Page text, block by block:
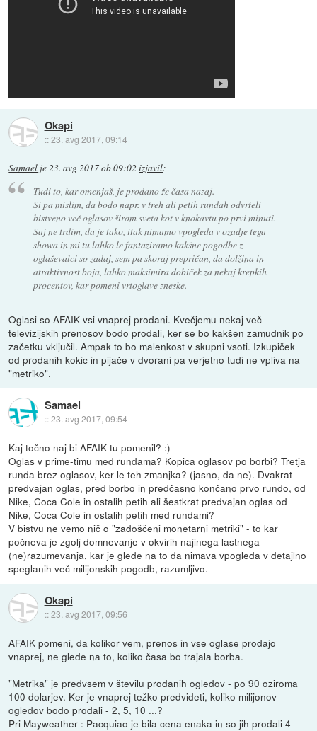
Okapi
::23. avg 2017, 09:14
Samael je 23. avg 2017 ob 09:02 izjavil:
Tudi to, kar omenjaš, je prodano že časa nazaj.
Si pa mislim, da bodo napr. v treh ali petih rundah odvrteli
bistveno več oglasov širom sveta kot v knokavtu po prvi minuti.
Saj ne trdim, da je tako, itak nimamo vpogleda v ozadje tega
showa in mi tu lahko le fantaziramo kakšne pogodbe z
oglaševalci so zadaj, sem pa skoraj prepričan, da dolžina in
atraktivnost boja, lahko maksimira dobiček za nekaj krepkih
procentov, kar pomeni vrtoglave zneske.
Oglasi so AFAIK vsi vnaprej prodani. Kvečjemu nekaj več
televizijskih prenosov bodo prodali, ker se bo kakšen zamudnik po
začetku vključil. Ampak to bo malenkost v skupni vsoti. Izkupiček
od prodanih kokic in pijače v dvorani pa verjetno tudi ne vpliva na
"metriko".
Samael
::23. avg 2017, 09:54
Kaj točno naj bi AFAIK tu pomenil? :)
Oglas v prime-timu med rundama? Kopica oglasov po borbi? Tretja
runda brez oglasov, ker le teh zmanjka? (jasno, da ne). Dvakrat
predvajan oglas, pred borbo in predčasno končano prvo rundo, od
Nike, Coca Cole in ostalih petih ali šestkrat predvajan oglas od
Nike, Coca Cole in ostalih petih med rundami?
V bistvu ne vemo nič o "zadoščeni monetarni metriki" - to kar
počneva je zgolj domnevanje v okvirih najinega lastnega
(ne)razumevanja, kar je glede na to da nimava vpogleda v detajlno
speglanih več milijonskih pogodb, razumljivo.
Okapi
::23. avg 2017, 09:56
AFAIK pomeni, da kolikor vem, prenos in vse oglase prodajo
vnaprej, ne glede na to, koliko časa bo trajala borba.
"Metrika" je predvsem v številu prodanih ogledov - po 90 oziroma
100 dolarjev. Ker je vnaprej težko predvideti, koliko milijonov
ogledov bodo prodali - 2, 5, 10 ...?
Pri Mayweather : Pacquiao je bila cena enaka in so jih prodali 4